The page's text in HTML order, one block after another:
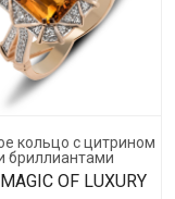
кольцо с цитрином
бриллиантами
OF LUXURY